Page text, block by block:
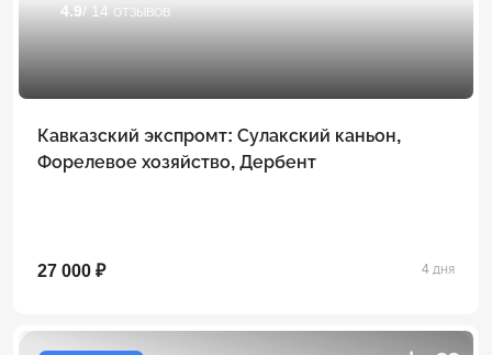
4.9 / 14 отзывов
Кавказский экспромт: Сулакский каньон,
Форелевое хозяйство, Дербент
27 000 ₽ 4 дня